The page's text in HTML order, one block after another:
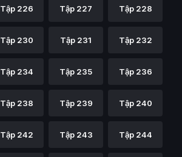
Tập 226 Tập 227 Tập 228
Tập 230 Tập 231 Tập 232
Tập 234 Tập 235 Tập 236
Tập 238 Tập 239 Tập 240
Tập 242 Tập 243 Tập 244